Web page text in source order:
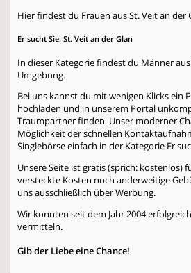
Hier findest du Frauen aus St. Veit an der
Er sucht Sie: St. Veit an der Glan
In dieser Kategorie findest du Männer
Umgebung.
Bei uns kannst du mit wenigen Klicks ein
hochladen und in unserem Portal
Traumpartner finden. Unser moderner
Möglichkeit der schnellen
Singlebörse einfach in der Kategorie Er
Unsere Seite ist gratis (sprich: kostenlos)
versteckte Kosten noch anderweitige
uns ausschließlich über Werbung.
Wir konnten seit dem Jahr 2004
vermitteln.
Gib der Liebe eine Chance!